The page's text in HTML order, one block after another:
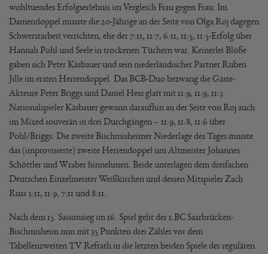
wohltuendes Erfolgserlebnis im Vergleich Frau gegen Frau. Im
Damendoppel musste die 20-Jährige an der Seite von Olga Roj dagegen
Schwerstarbeit verrichten, ehe der 7:11, 11:7, 6:11, 11:5, 11:5-Erfolg über
Hannah Pohl und Seele in trockenen Tüchern war. Keinerlei Blöße
gaben sich Peter Käsbauer und sein niederländischer Partner Ruben
Jille im ersten Herrendoppel. Das BCB-Duo bezwang die Gäste-
Akteure Peter Briggs und Daniel Hess glatt mit 11:9, 11:9, 11:3.
Nationalspieler Käsbauer gewann daraufhin an der Seite von Roj auch
im Mixed souverän in drei Durchgängen – 11:9, 11:8, 11:6 über
Pohl/Briggs. Die zweite Bischmisheimer Niederlage des Tages musste
das (improvisierte) zweite Herrendoppel um Altmeister Johannes
Schöttler und Wraber hinnehmen. Beide unterlagen dem dreifachen
Deutschen Einzelmeister Weißkirchen und dessen Mitspieler Zach
Russ 3:11, 11:9, 7:11 und 8:11.
Nach dem 15. Saisonsieg im 16. Spiel geht der 1.BC Saarbrücken-
Bischmisheim nun mit 35 Punkten drei Zähler vor dem
Tabellenzweiten TV Refrath in die letzten beiden Spiele der regulären